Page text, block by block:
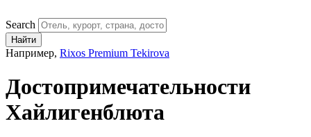
Search
Найти
Например, Rixos Premium Tekirova
Достопримечательности
Хайлигенблюта